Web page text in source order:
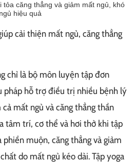
tỏa căng thẳng và giảm mất ngủ, khó
ngủ hiệu quả
cải thiện mất ngủ, căng thẳng
chỉ là bộ môn luyện tập đơn
pháp hỗ trợ điều trị nhiều bệnh lý
cả mất ngủ và căng thẳng thần
tâm trí, cơ thể và hơi thở khi tập
phiền muộn, căng thẳng và giảm
do mất ngủ kéo dài. Tập yoga